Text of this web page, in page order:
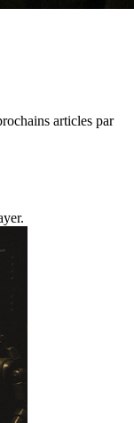
articles par